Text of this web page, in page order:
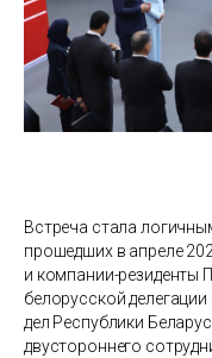
Встреча стала
прошедших в апреле
и компании-резиденты
белорусской
дел Республики
двустороннего